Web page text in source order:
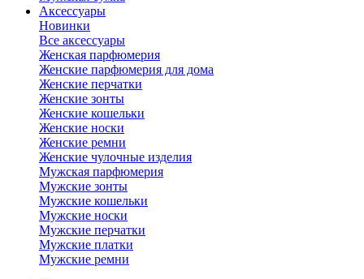
Аксессуары
Новинки
Все аксессуары
Женская парфюмерия
Женские парфюмерия для дома
Женские перчатки
Женские зонты
Женские кошельки
Женские носки
Женские ремни
Женские чулочные изделия
Мужская парфюмерия
Мужские зонты
Мужские кошельки
Мужские носки
Мужские перчатки
Мужские платки
Мужские ремни